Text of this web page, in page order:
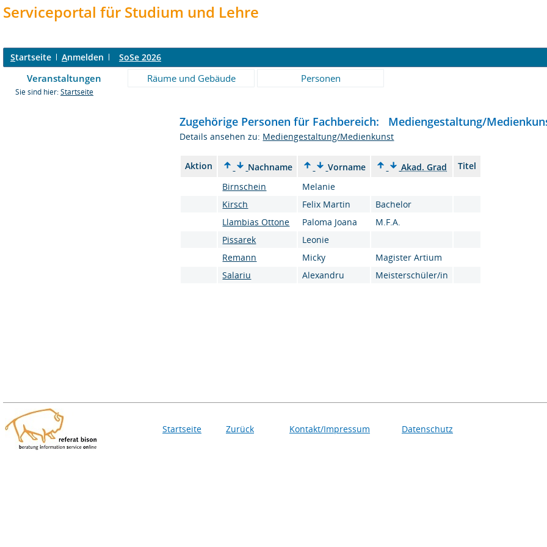
Serviceportal für Studium und Lehre
Startseite Anmelden SoSe 2026
Veranstaltungen Räume und Gebäude Personen
Sie sind hier: Startseite
Zugehörige Personen für Fachbereich: Mediengestaltung/
Details ansehen zu: Mediengestaltung/Medienkunst
Aktion Nachname Vorname Akad. Grad
Titel
Birnschein
Melanie
Kirsch
Felix Martin
Bachelor
Llambias Ottone
Paloma Joana
M.F.A.
Pissarek
Leonie
Remann
Micky
Magister Artium
Salariu
Alexandru Meisterschüler/in
Startseite Zurück Kontakt/Impressum Datenschutz